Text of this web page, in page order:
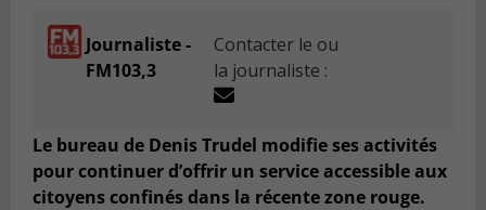
Journaliste -
FM103,3
Contacter le ou
la journaliste :
Le bureau de Denis Trudel modifie ses activités
pour continuer d’offrir un service accessible aux
citoyens confinés dans la récente zone rouge.